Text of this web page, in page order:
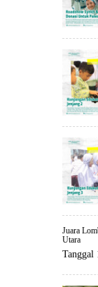
Juara
Utara
Tanggal